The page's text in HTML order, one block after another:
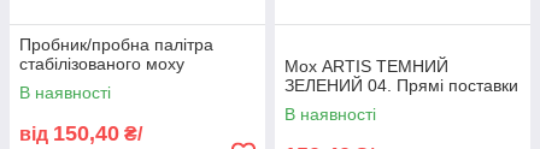
Пробник/пробна палітра
стабілізованого моху
В наявності
від 150,40 ₴/
Мох ARTIS ТЕМНИЙ
ЗЕЛЕНИЙ 04. Прямі поставки
В наявності